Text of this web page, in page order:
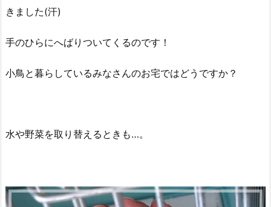
きました(汗)
手のひらにへばりついてくるのです！
小鳥と暮らしているみなさんのお宅ではどうですか？
水や野菜を取り替えるときも…。